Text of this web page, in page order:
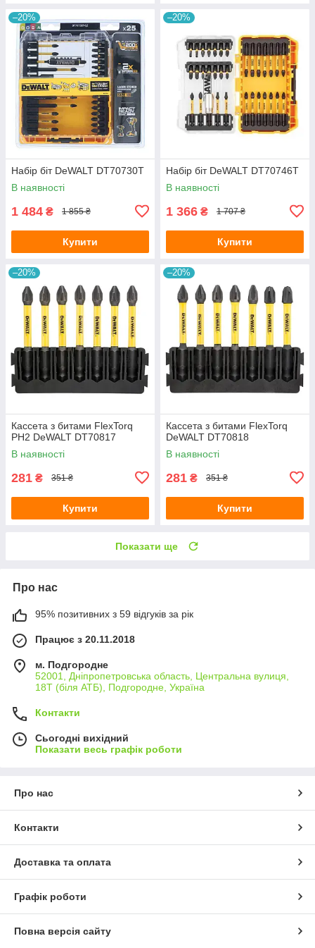
–20%
Набір біт DeWALT DT70730T
В наявності
1 484 ₴ 1 855 ₴
Купити
–20%
Набір біт DeWALT DT70746T
В наявності
1 366 ₴ 1 707 ₴
Купити
–20%
Кассета з битами FlexTorq
PH2 DeWALT DT70817
В наявності
281 ₴ 351 ₴
Купити
–20%
Кассета з битами FlexTorq
DeWALT DT70818
В наявності
281 ₴ 351 ₴
Купити
Показати ще
Про нас
95% позитивних з 59 відгуків за рік
Працює з 20.11.2018
м. Подгородне
52001, Дніпропетровська область, Центральна вулиця,
18Т (біля АТБ), Подгородне, Україна
Контакти
Сьогодні вихідний
Показати весь графік роботи
Про нас
Контакти
Доставка та оплата
Графік роботи
Повна версія сайту